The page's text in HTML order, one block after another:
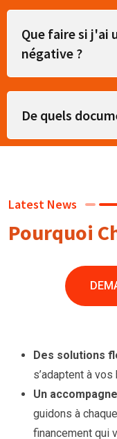
Que faire si j'ai
négative ?
De quels
Latest News
Pourquoi
Des solutions
s’adaptent à
Un
guidons à
financement qui